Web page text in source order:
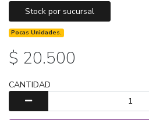
Stock por sucursal
Pocas Unidades.
$ 20.500
CANTIDAD